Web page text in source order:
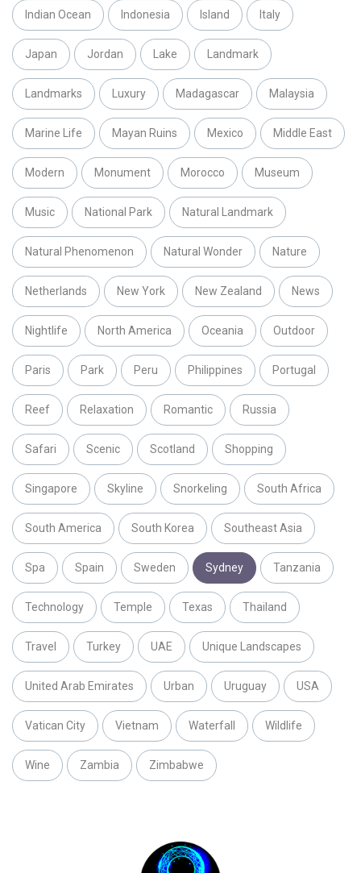
Indian Ocean Indonesia Island Italy
Japan Jordan Lake Landmark
Landmarks Luxury Madagascar Malaysia
Marine Life Mayan Ruins Mexico Middle East
Modern Monument Morocco Museum
Music National Park Natural Landmark
Natural Phenomenon Natural Wonder Nature
Netherlands New York New Zealand News
Nightlife North America Oceania Outdoor
Paris Park Peru Philippines Portugal
Reef Relaxation Romantic Russia
Safari Scenic Scotland Shopping
Singapore Skyline Snorkeling South Africa
South America South Korea Southeast Asia
Spa Spain Sweden Sydney Tanzania
Technology Temple Texas Thailand
Travel Turkey UAE Unique Landscapes
United Arab Emirates Urban Uruguay USA
Vatican City Vietnam Waterfall Wildlife
Wine Zambia Zimbabwe